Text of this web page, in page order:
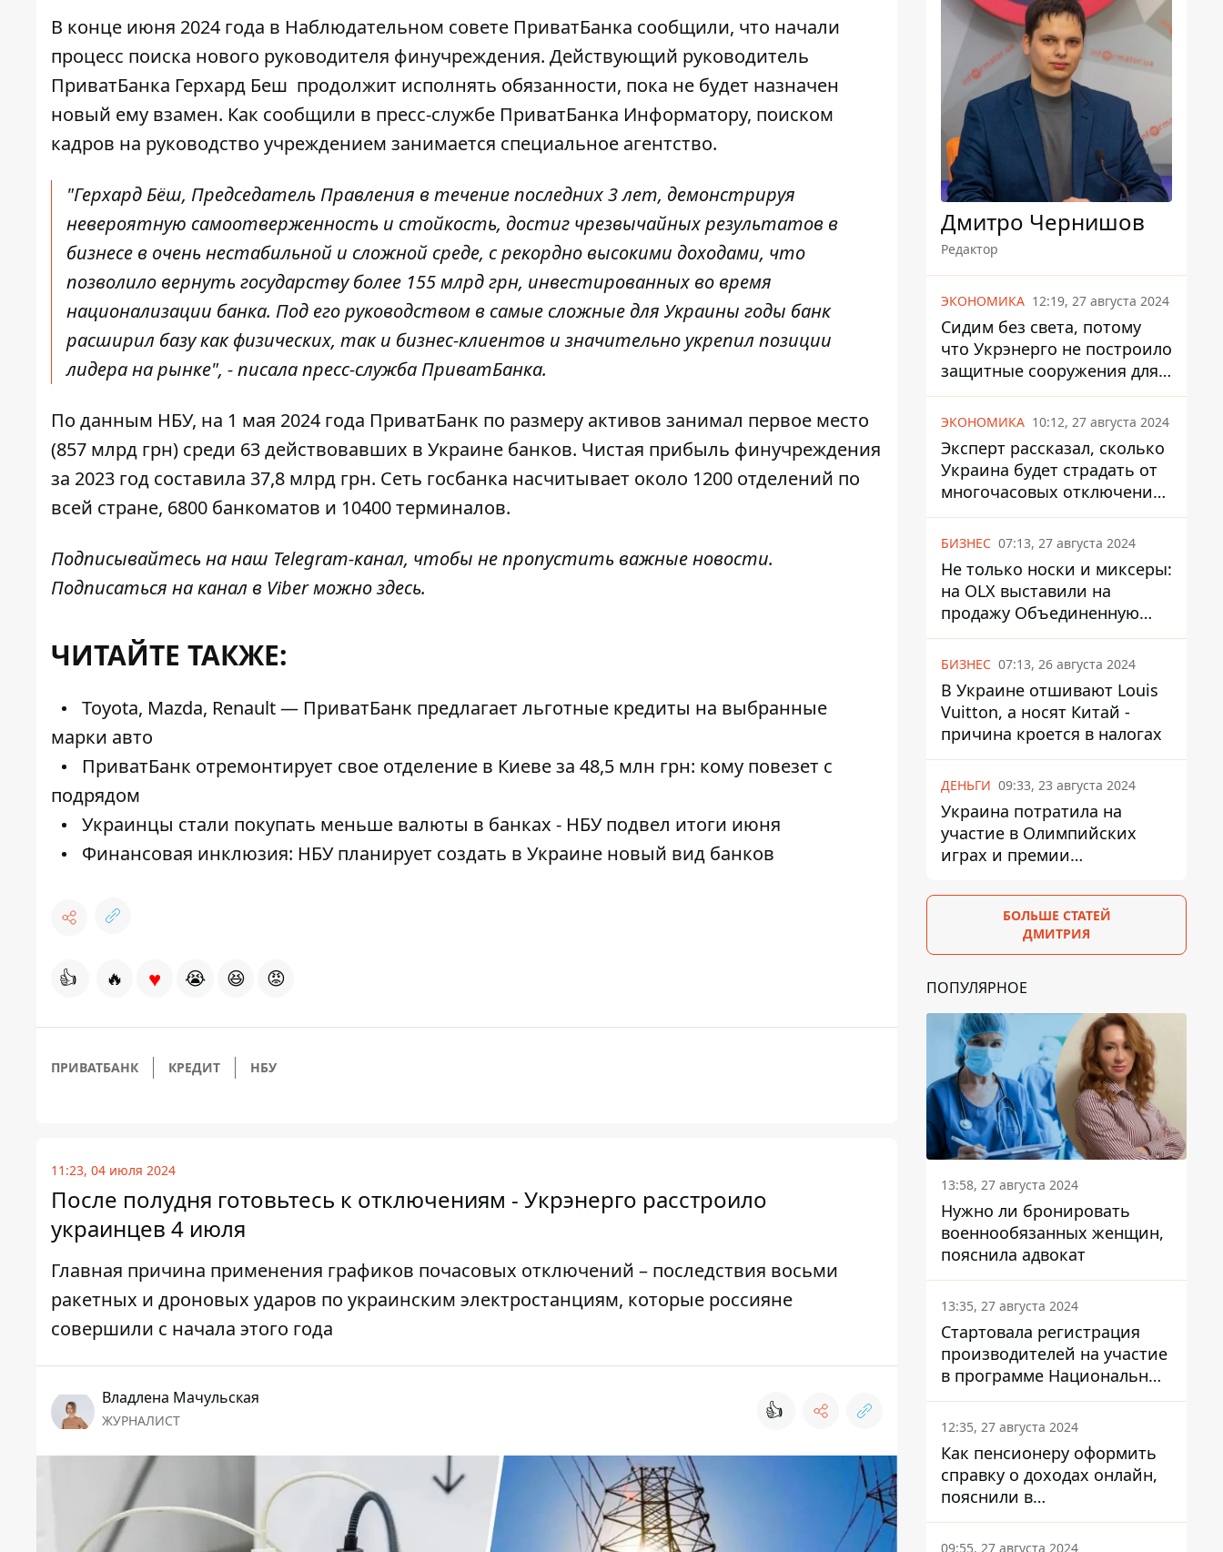
В конце июня 2024 года в Наблюдательном совете ПриватБанка сообщили, что начали
процесс поиска нового руководителя финучреждения. Действующий руководитель
ПриватБанка Герхард Беш продолжит исполнять обязанности, пока не будет назначен
новый ему взамен. Как сообщили в пресс-службе ПриватБанка Информатору, поиском
кадров на руководство учреждением занимается специальное агентство.
"Герхард Бёш, Председатель Правления в течение последних 3 лет, демонстрируя
невероятную самоотверженность и стойкость, достиг чрезвычайных результатов в
бизнесе в очень нестабильной и сложной среде, с рекордно высокими доходами, что
позволило вернуть государству более 155 млрд грн, инвестированных во время
национализации банка. Под его руководством в самые сложные для Украины годы банк
расширил базу как физических, так и бизнес-клиентов и значительно укрепил позиции
лидера на рынке", - писала пресс-служба ПриватБанка.
По данным НБУ, на 1 мая 2024 года ПриватБанк по размеру активов занимал первое место
(857 млрд грн) среди 63 действовавших в Украине банков. Чистая прибыль финучреждения
за 2023 год составила 37,8 млрд грн. Сеть госбанка насчитывает около 1200 отделений по
всей стране, 6800 банкоматов и 10400 терминалов.
Подписывайтесь на наш Telegram-канал, чтобы не пропустить важные новости.
Подписаться на канал в Viber можноздесь.
ЧИТАЙТЕ ТАКЖЕ:
Toyota, Mazda, Renault — ПриватБанк предлагает льготные кредиты на выбранные
марки авто
ПриватБанк отремонтирует свое отделение в Киеве за 48,5 млн грн: кому повезет с
подрядом
Украинцы стали покупать меньше валюты в банках - НБУ подвел итоги июня
Финансовая инклюзия: НБУ планирует создать в Украине новый вид банков
👍 🔥 ♥ 😭 😆 😡
ПРИВАТБАНК КРЕДИТ НБУ
11:23, 04 июля 2024
После полудня готовьтесь к отключениям - Укрэнерго расстроило
украинцев 4 июля
Главная причина применения графиков почасовых отключений – последствия восьми
ракетных и дроновых ударов по украинским электростанциям, которые россияне
совершили с начала этого года
Владлена Мачульская
ЖУРНАЛИСТ 👍
Дмитро Чернишов
Редактор
ЭКОНОМИКА 12:19, 27 августа 2024
Сидим без света, потому
что Укрэнерго не построило
защитные сооружения для
энергетики - нардеп
Кучеренко
ЭКОНОМИКА 10:12, 27 августа 2024
Эксперт рассказал, сколько
Украина будет страдать от
многочасовых отключений
света
БИЗНЕС 07:13, 27 августа 2024
Не только носки и миксеры:
на OLX выставили на
продажу Объединенную
Горно-Химическую
Компанию за многие
миллиарды
БИЗНЕС 07:13, 26 августа 2024
В Украине отшивают Louis
Vuitton, а носят Китай -
причина кроется в налогах
ДЕНЬГИ 09:33, 23 августа 2024
Украина потратила на
участие в Олимпийских
играх и премии
БОЛЬШЕ СТАТЕЙ
ДМИТРИЯ
ПОПУЛЯРНОЕ
13:58, 27 августа 2024
Нужно ли бронировать
военнообязанных женщин,
пояснила адвокат
13:35, 27 августа 2024
Стартовала регистрация
производителей на участие
в программе Национальный
кэшбек: как это сделать
через портал Дія
12:35, 27 августа 2024
Как пенсионеру оформить
справку о доходах онлайн,
пояснили в
Минсоцполитики
09:55, 27 августа 2024